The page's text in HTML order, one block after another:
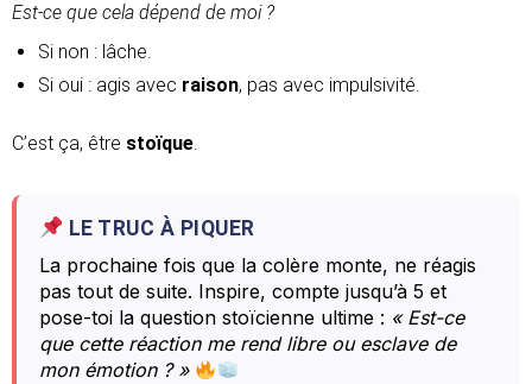
Est-ce que cela dépend de moi ?
Si non : lâche.
Si oui : agis avec raison, pas avec impulsivité.
C’est ça, être stoïque.
LE TRUC À PIQUER
La prochaine fois que la colère monte, ne réagis
pas tout de suite. Inspire, compte jusqu’à 5 et
pose-toi la question stoïcienne ultime : « Est-ce
que cette réaction me rend libre ou esclave de
mon émotion ? »